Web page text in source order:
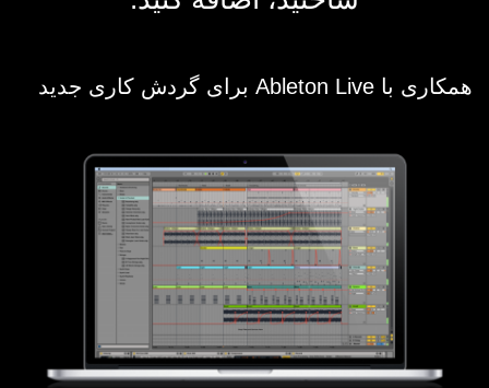
همکاری با ‏Ableton Live‏ برای گردش کاری جدید ‏